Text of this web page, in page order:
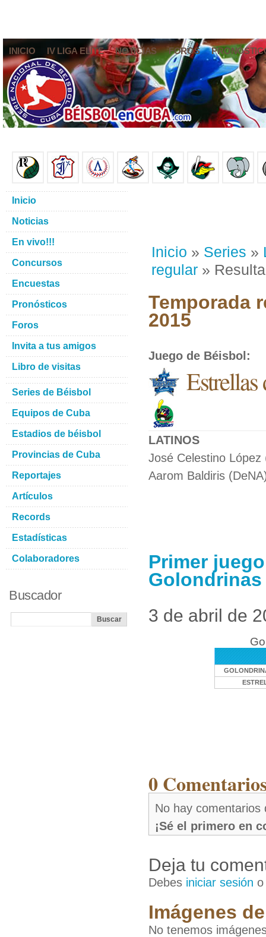
INICIO IV LIGA ELITE NOTICIAS FOROS
Inicio » Series »
regular »
Temporada
2015
Juego de Béisbol :
LATINOS
José Celestino
Aarom Baldiris
Primer
Golondrinas
3 de abril de
0
No hay comentarios
¡Sé el primero en
Deja tu
Debes iniciar sesión
Imágenes
No tenemos
Inicio
Noticias
En vivo!!!
Concursos
Encuestas
Pronósticos
Foros
Invita a tus amigos
Libro de visitas
Series de Béisbol
Equipos de Cuba
Estadios de béisbol
Provincias de Cuba
Reportajes
Artículos
Records
Estadísticas
Colaboradores
Buscador